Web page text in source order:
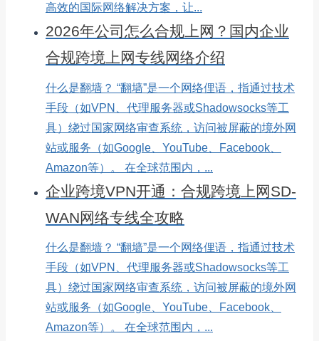
高效的国际网络解决方案，让...
2026年公司怎么合规上网？国内企业
合规跨境上网专线网络介绍
什么是翻墙？ “翻墙”是一个网络俚语，指通过技术
手段（如VPN、代理服务器或Shadowsocks等工
具）绕过国家网络审查系统，访问被屏蔽的境外网
站或服务（如Google、YouTube、Facebook、
Amazon等）。 在全球范围内，...
企业跨境VPN开通：合规跨境上网SD-
WAN网络专线全攻略
什么是翻墙？ “翻墙”是一个网络俚语，指通过技术
手段（如VPN、代理服务器或Shadowsocks等工
具）绕过国家网络审查系统，访问被屏蔽的境外网
站或服务（如Google、YouTube、Facebook、
Amazon等）。 在全球范围内，...